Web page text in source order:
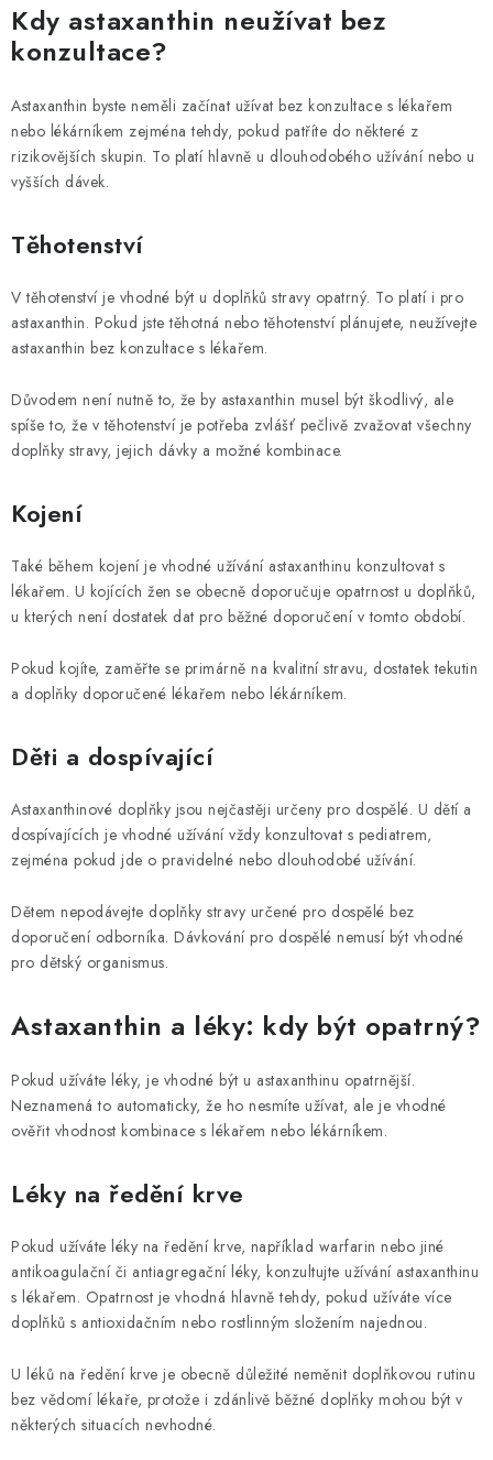
Kdy astaxanthin neužívat bez
konzultace?
Astaxanthin byste neměli začínat užívat bez konzultace s lékařem
nebo lékárníkem zejména tehdy, pokud patříte do některé z
rizikovějších skupin. To platí hlavně u dlouhodobého užívání nebo u
vyšších dávek.
Těhotenství
V těhotenství je vhodné být u doplňků stravy opatrný. To platí i pro
astaxanthin. Pokud jste těhotná nebo těhotenství plánujete, neužívejte
astaxanthin bez konzultace s lékařem.
Důvodem není nutně to, že by astaxanthin musel být škodlivý, ale
spíše to, že v těhotenství je potřeba zvlášť pečlivě zvažovat všechny
doplňky stravy, jejich dávky a možné kombinace.
Kojení
Také během kojení je vhodné užívání astaxanthinu konzultovat s
lékařem. U kojících žen se obecně doporučuje opatrnost u doplňků,
u kterých není dostatek dat pro běžné doporučení v tomto období.
Pokud kojíte, zaměřte se primárně na kvalitní stravu, dostatek tekutin
a doplňky doporučené lékařem nebo lékárníkem.
Děti a dospívající
Astaxanthinové doplňky jsou nejčastěji určeny pro dospělé. U dětí a
dospívajících je vhodné užívání vždy konzultovat s pediatrem,
zejména pokud jde o pravidelné nebo dlouhodobé užívání.
Dětem nepodávejte doplňky stravy určené pro dospělé bez
doporučení odborníka. Dávkování pro dospělé nemusí být vhodné
pro dětský organismus.
Astaxanthin a léky: kdy být opatrný?
Pokud užíváte léky, je vhodné být u astaxanthinu opatrnější.
Neznamená to automaticky, že ho nesmíte užívat, ale je vhodné
ověřit vhodnost kombinace s lékařem nebo lékárníkem.
Léky na ředění krve
Pokud užíváte léky na ředění krve, například warfarin nebo jiné
antikoagulační či antiagregační léky, konzultujte užívání astaxanthinu
s lékařem. Opatrnost je vhodná hlavně tehdy, pokud užíváte více
doplňků s antioxidačním nebo rostlinným složením najednou.
U léků na ředění krve je obecně důležité neměnit doplňkovou rutinu
bez vědomí lékaře, protože i zdánlivě běžné doplňky mohou být v
některých situacích nevhodné.